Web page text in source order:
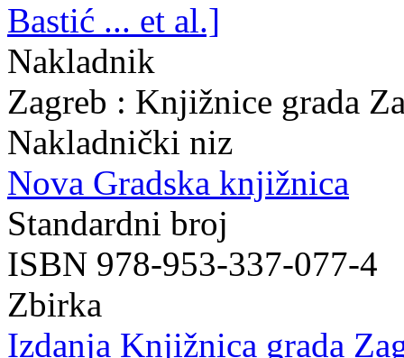
Bastić ... et al.]
Nakladnik
Zagreb : Knjižnice grada
Nakladnički niz
Nova Gradska knjižnica
Standardni broj
ISBN 978-953-337-077-4
Zbirka
Izdanja Knjižnica grada